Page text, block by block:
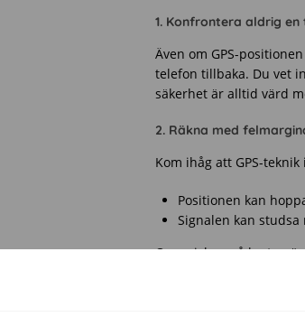
1. Konfrontera aldrig
Även om GPS-
telefon tillbaka. Du vet
säkerhet är alltid värd
2. Räkna med
Kom ihåg att GPS-
Positionen kan
Signalen kan
Om pricken på kartan